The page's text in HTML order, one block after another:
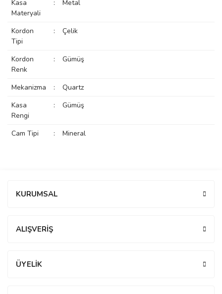
Kasa
Materyali
: Metal
Kordon
Tipi
: Çelik
Kordon
Renk
: Gümüş
Mekanizma :
Quartz
Kasa
Rengi
: Gümüş
Cam Tipi : Mineral
KURUMSAL
ALIŞVERİŞ
ÜYELİK